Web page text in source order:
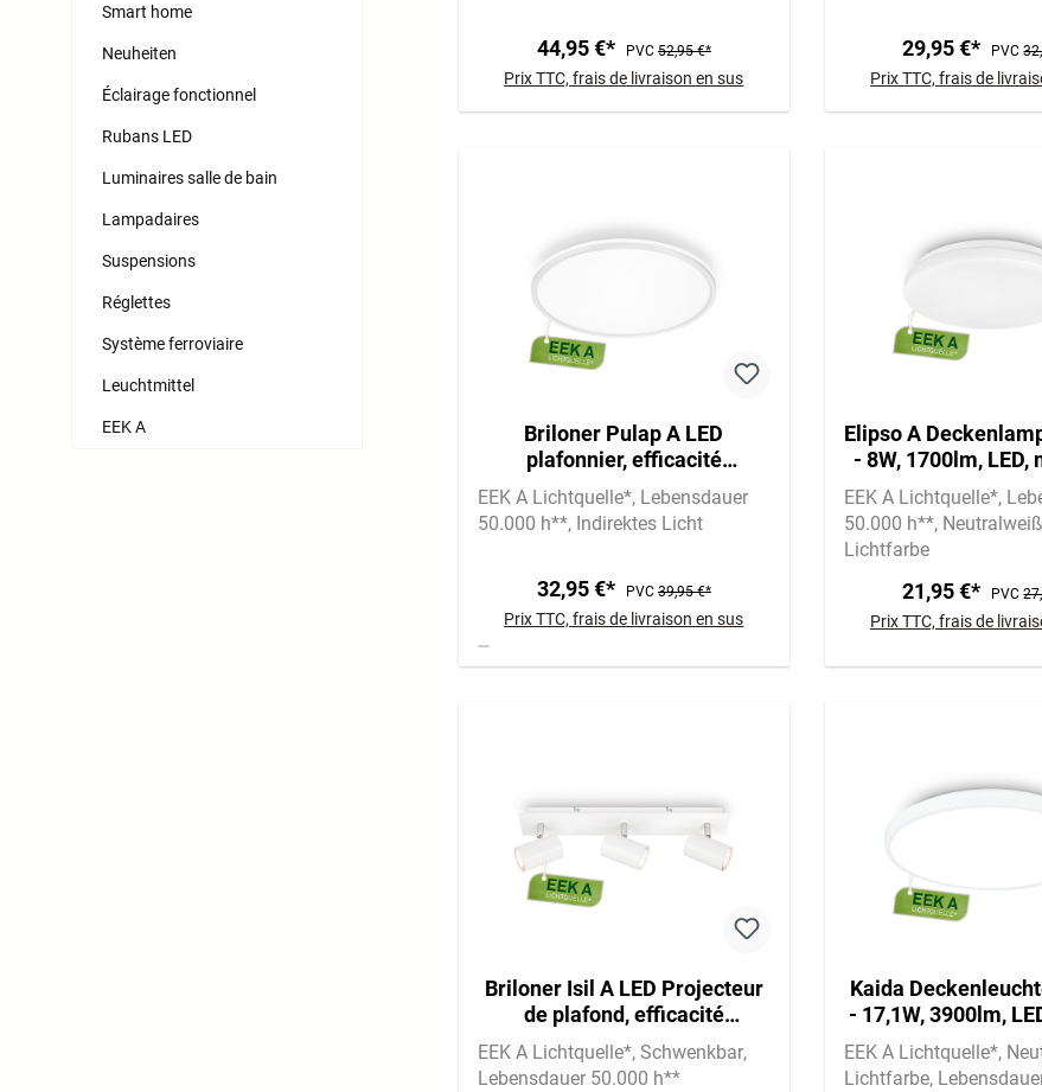
Smart home
Neuheiten
Éclairage fonctionnel
Rubans LED
Luminaires salle de bain
Lampadaires
Suspensions
Réglettes
Système ferroviaire
Leuchtmittel
EEK A
44,95 €* PVC52,95 €*
Prix TTC, frais de livraison en sus
29,95 €* PVC
Prix TTC, frais de
Briloner Pulap A LED
plafonnier, efficacité
énergétique A, rétroéclairage,
blanc
EEK A Lichtquelle* Lebensdauer
50.000 h** Indirektes Licht
32,95 €* PVC39,95 €*
Prix TTC, frais de livraison en sus
Elipso A
- 8W, 1700lm, LED,
Lichtquelle*,
EEK A Lichtquelle*
50.000 h**
Lichtfarbe
21,95 €* PVC
Prix TTC, frais de
Briloner Isil A LED Projecteur
de plafond, efficacité
énergétique A, orientable,
blanc
EEK A Lichtquelle* Schwenkbar
Lebensdauer 50.000 h**
Kaida
- 17,1W, 3900lm,
A Lichtquelle*,
Weiß
EEK A Lichtquelle*
Lichtfarbe